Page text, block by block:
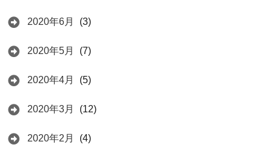
2020年6月 (3)
2020年5月 (7)
2020年4月 (5)
2020年3月 (12)
2020年2月 (4)